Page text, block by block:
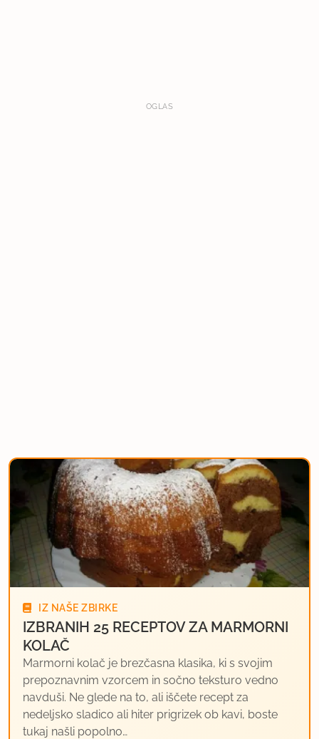
OGLAS
IZ NAŠE ZBIRKE
IZBRANIH 25 RECEPTOV ZA MARMORNI
KOLAČ
Marmorni kolač je brezčasna klasika, ki s svojim
prepoznavnim vzorcem in sočno teksturo vedno
navduši. Ne glede na to, ali iščete recept za
nedeljsko sladico ali hiter prigrizek ob kavi, boste
tukaj našli popolno…